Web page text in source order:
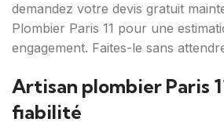
demandez votre devis gratuit
Plombier Paris 11 pour une
engagement. Faites-le sans
Artisan plombier Paris
fiabilité